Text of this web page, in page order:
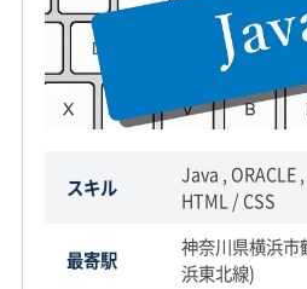
スキル
Java , ORACLE
HTML / CSS
最寄駅
神奈川県横浜市
浜東北線)